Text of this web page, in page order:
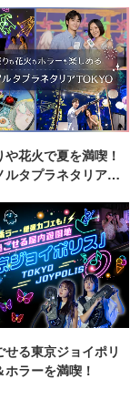
花火で夏を満喫！
ルタプラネタリア
せる東京ジョイポリ
ホラーを満喫！